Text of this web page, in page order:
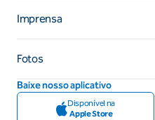
Imprensa
Fotos
Baixe nosso aplicativo
Disponível na
Apple Store